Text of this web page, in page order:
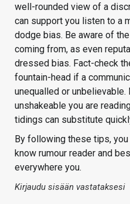
well-rounded view of a
can support you listen to a
dodge bias. Be aware of
coming from, as even
dressed bias. Fact-check
fountain-head if a
unequalled or
unshakeable you are
tidings can substitute
By following these tips,
know rumour reader and
everywhere you.
Kirjaudu sisään vastataksesi